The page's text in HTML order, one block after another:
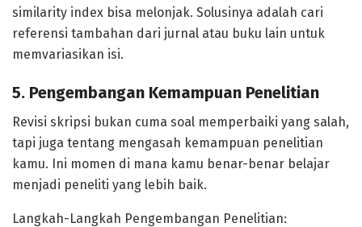
similarity index bisa melonjak. Solusinya adalah cari
referensi tambahan dari jurnal atau buku lain untuk
memvariasikan isi.
5. Pengembangan Kemampuan Penelitian
Revisi skripsi bukan cuma soal memperbaiki yang salah,
tapi juga tentang mengasah kemampuan penelitian
kamu. Ini momen di mana kamu benar-benar belajar
menjadi peneliti yang lebih baik.
Langkah-Langkah Pengembangan Penelitian: